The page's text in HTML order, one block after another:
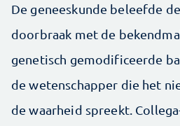
De geneeskunde beleefde
doorbraak met de
genetisch gemodificeerde
de wetenschapper die het
de waarheid spreekt.